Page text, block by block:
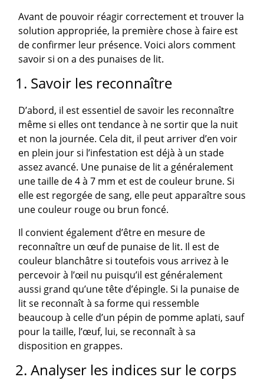
Avant de pouvoir réagir correctement et trouver la
solution appropriée, la première chose à faire est
de confirmer leur présence. Voici alors comment
savoir si on a des punaises de lit.
1. Savoir les reconnaître
D’abord, il est essentiel de savoir les reconnaître
même si elles ont tendance à ne sortir que la nuit
et non la journée. Cela dit, il peut arriver d’en voir
en plein jour si l’infestation est déjà à un stade
assez avancé. Une punaise de lit a généralement
une taille de 4 à 7 mm et est de couleur brune. Si
elle est regorgée de sang, elle peut apparaître sous
une couleur rouge ou brun foncé.
Il convient également d’être en mesure de
reconnaître un œuf de punaise de lit. Il est de
couleur blanchâtre si toutefois vous arrivez à le
percevoir à l’œil nu puisqu’il est généralement
aussi grand qu’une tête d’épingle. Si la punaise de
lit se reconnaît à sa forme qui ressemble
beaucoup à celle d’un pépin de pomme aplati, sauf
pour la taille, l’œuf, lui, se reconnaît à sa
disposition en grappes.
2. Analyser les indices sur le corps